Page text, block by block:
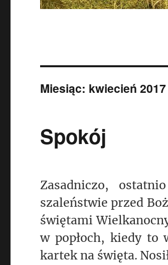
Miesiąc: kwiecień 2017
Spokój
Zasadniczo,
szaleństwie przed
świętami
w popłoch, kiedy to
kartek na święta.